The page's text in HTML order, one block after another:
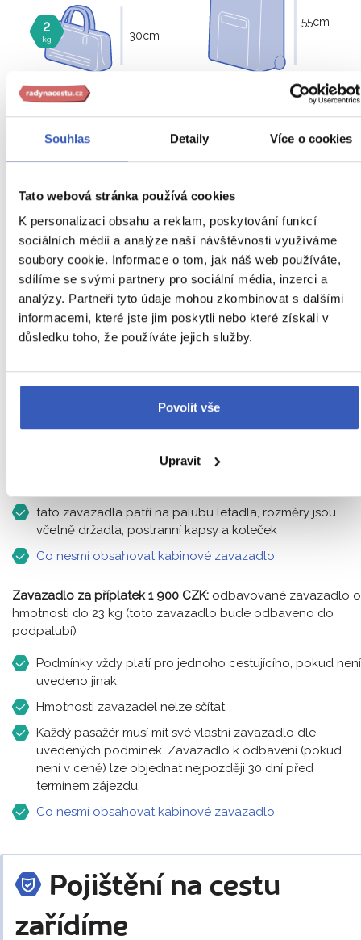
Souhlas Detaily Více o cookies
Tato webová stránka používá cookies
K personalizaci obsahu a reklam, poskytování funkcí
sociálních médií a analýze naší návštěvnosti využíváme
soubory cookie. Informace o tom, jak náš web používáte,
sdílíme se svými partnery pro sociální média, inzerci a
analýzy. Partneři tyto údaje mohou zkombinovat s dalšími
informacemi, které jste jim poskytli nebo které získali v
důsledku toho, že používáte jejich služby.
Povolit vše
Upravit
2
kg 30cm
20cm
55cm
kg
rozměrech 30 x 20 x 38 cm (kombinovaná hmotnost
tato zavazadla patří na palubu letadla, rozměry jsou
včetně držadla, postranní kapsy a koleček
Co nesmí obsahovat kabinové zavazadlo
Zavazadlo za příplatek 1 900 CZK: odbavované zavazadlo o
hmotnosti do 23 kg (toto zavazadlo bude odbaveno do
podpalubí)
Podmínky vždy platí pro jednoho cestujícího, pokud není
uvedeno jinak.
Hmotnosti zavazadel nelze sčítat.
Každý pasažér musí mít své vlastní zavazadlo dle
uvedených podmínek. Zavazadlo k odbavení (pokud
není v ceně) lze objednat nejpozději 30 dní před
termínem zájezdu.
Co nesmí obsahovat kabinové zavazadlo
Pojištění na cestu
zařídíme